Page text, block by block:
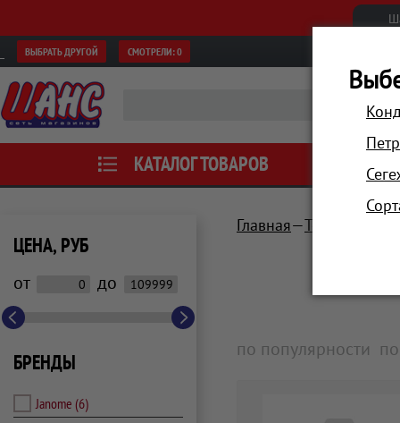
ВЫБРАТЬ ДРУГОЙ СМОТРЕЛИ:0
КАТАЛОГ ТОВАРОВ АКЦИИ
ЦЕНА, РУБ
от до
БРЕНДЫ
Janome (6)
Главная Техника для
по популярности